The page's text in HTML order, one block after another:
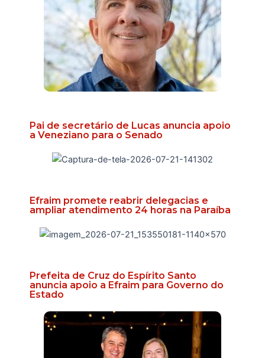
Pai de secretário de Lucas anuncia apoio
a Veneziano para o Senado
Efraim promete reabrir delegacias e
ampliar atendimento 24 horas na Paraíba
Prefeita de Cruz do Espírito Santo
anuncia apoio a Efraim para Governo do
Estado